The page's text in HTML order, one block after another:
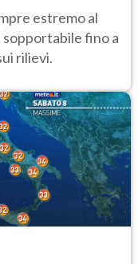
estremo al
fino a
rilievi.